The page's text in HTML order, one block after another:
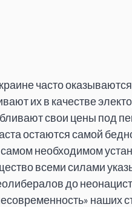
часто
их в качестве
свои цены под
остаются самой
необходимом
всеми силами
до
наших